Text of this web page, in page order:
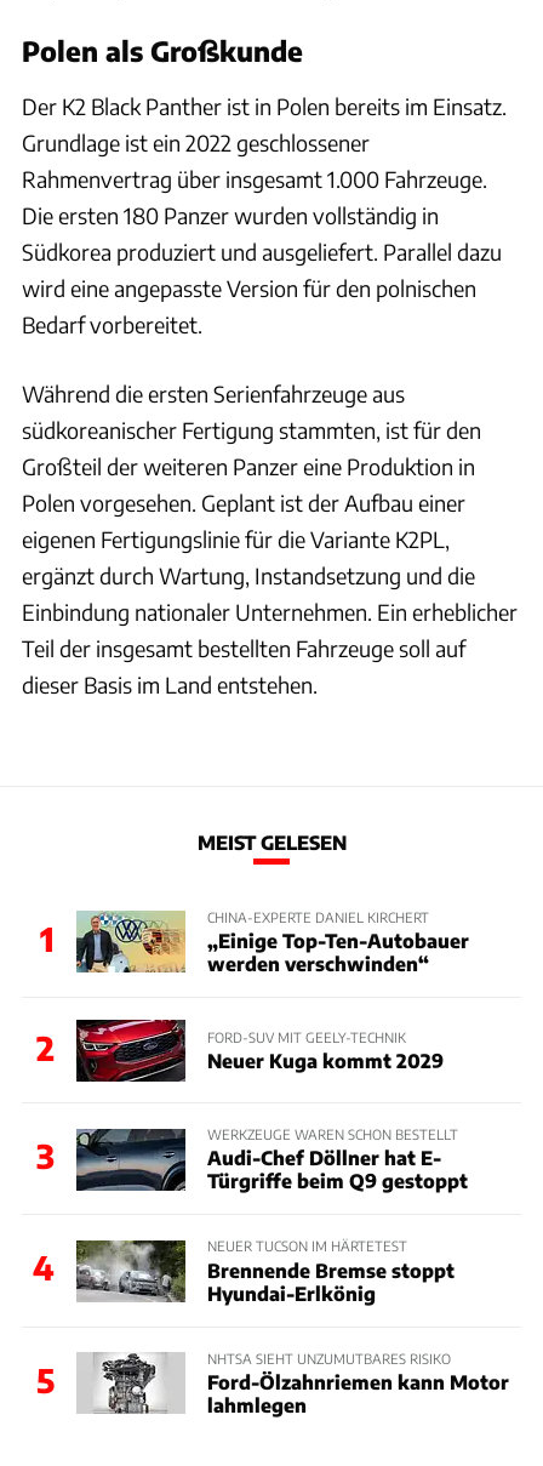
Polen als Großkunde
Der K2 Black Panther ist in Polen bereits im Einsatz.
Grundlage ist ein 2022 geschlossener
Rahmenvertrag über insgesamt 1.000 Fahrzeuge.
Die ersten 180 Panzer wurden vollständig in
Südkorea produziert und ausgeliefert. Parallel dazu
wird eine angepasste Version für den polnischen
Bedarf vorbereitet.
Während die ersten Serienfahrzeuge aus
südkoreanischer Fertigung stammten, ist für den
Großteil der weiteren Panzer eine Produktion in
Polen vorgesehen. Geplant ist der Aufbau einer
eigenen Fertigungslinie für die Variante K2PL,
ergänzt durch Wartung, Instandsetzung und die
Einbindung nationaler Unternehmen. Ein erheblicher
Teil der insgesamt bestellten Fahrzeuge soll auf
dieser Basis im Land entstehen.
MEIST GELESEN
1
CHINA-EXPERTE DANIEL KIRCHERT
„Einige Top-Ten-Autobauer
werden verschwinden“
2 FORD-SUV MIT GEELY-TECHNIK
Neuer Kuga kommt 2029
3
WERKZEUGE WAREN SCHON BESTELLT
Audi-Chef Döllner hat E-
Türgriffe beim Q9 gestoppt
4
NEUER TUCSON IM HÄRTETEST
Brennende Bremse stoppt
Hyundai-Erlkönig
5
NHTSA SIEHT UNZUMUTBARES RISIKO
Ford-Ölzahnriemen kann Motor
lahmlegen